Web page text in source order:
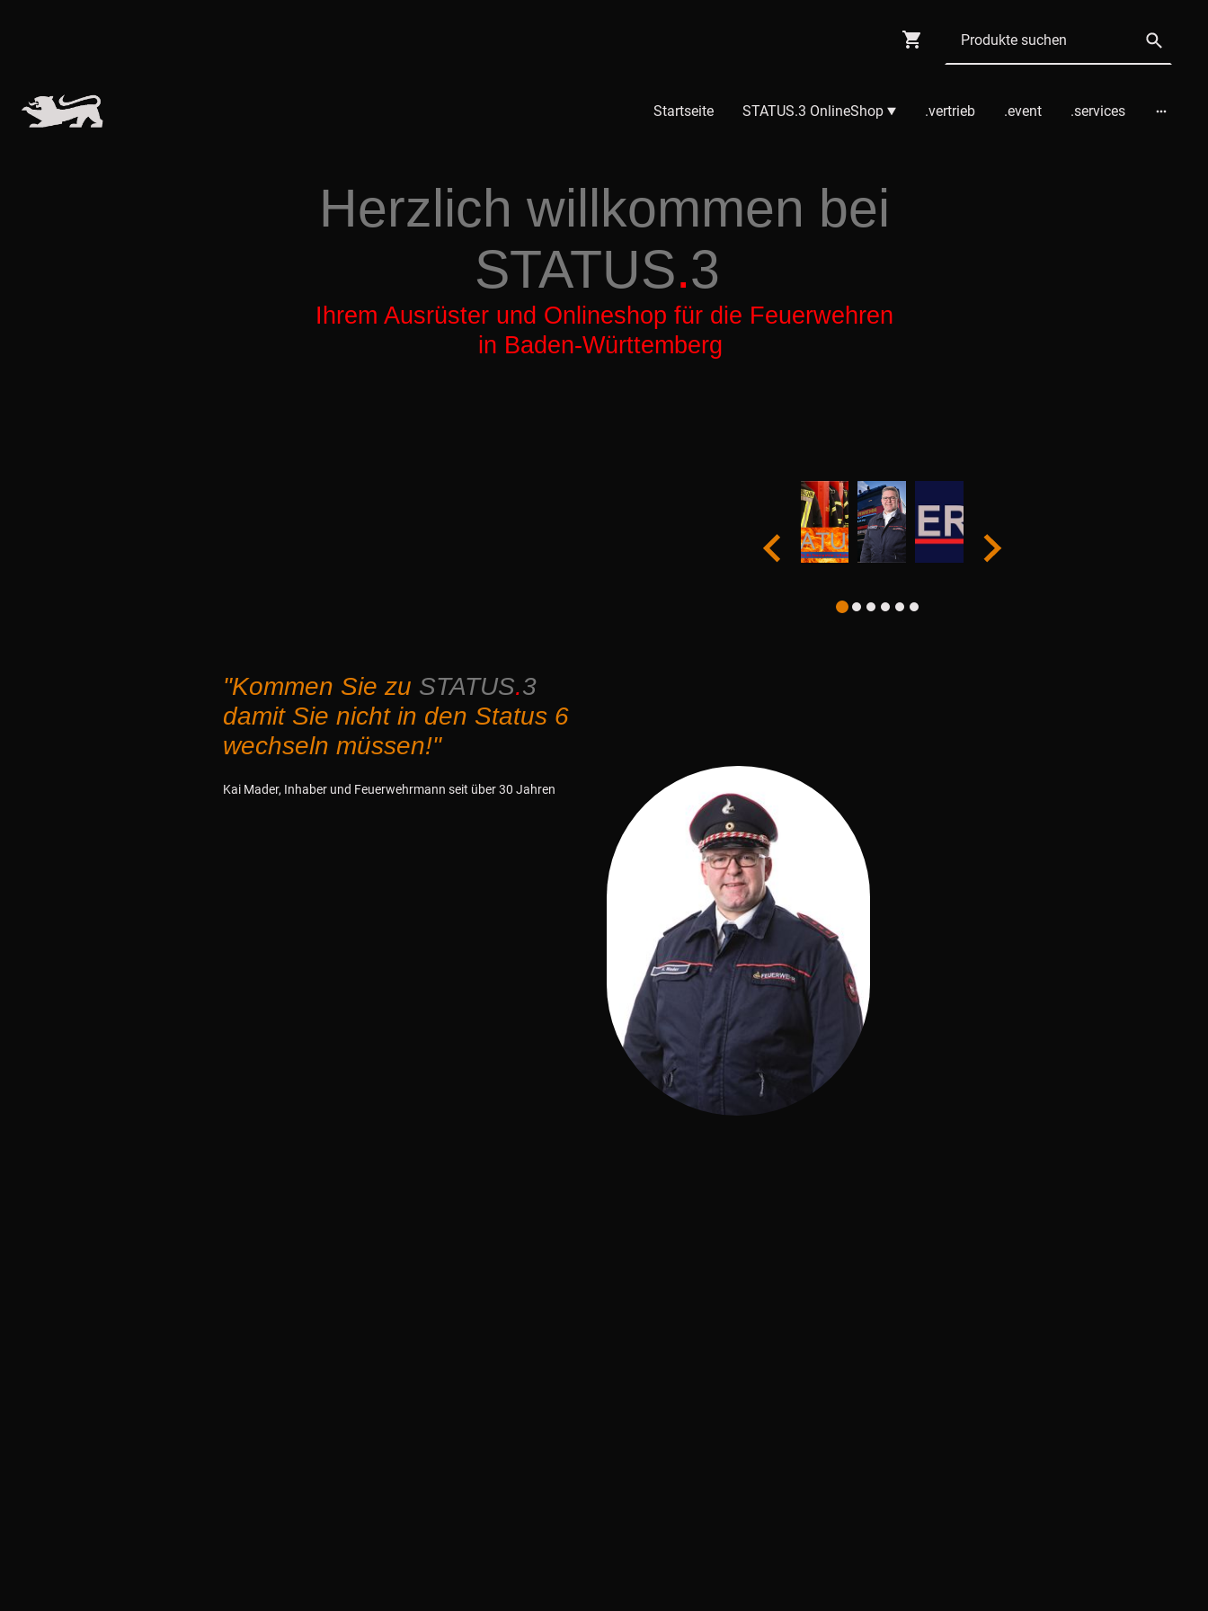
Startseite STATUS.3 OnlineShop .vertrieb .event .services
Herzlich willkommen bei
STATUS.3
Ihrem Ausrüster und Onlineshop für die Feuerwehren
in Baden-Württemberg
"Kommen Sie zu STATUS.3
damit Sie nicht in den Status 6
wechseln müssen!"
Kai Mader, Inhaber und Feuerwehrmann seit über 30 Jahren